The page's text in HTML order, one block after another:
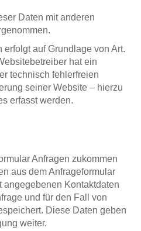
Daten mit anderen
auf Grundlage von Art.
hat ein
technisch fehlerfreien
seiner Website – hierzu
erfasst werden.
Anfragen zukommen
aus dem Anfrageformular
angegebenen Kontaktdaten
und für den Fall von
Diese Daten geben
weiter.